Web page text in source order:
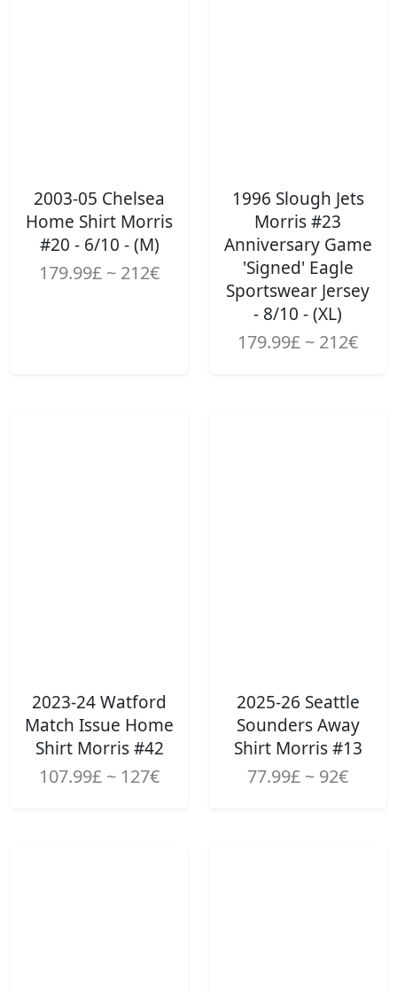
2003-05 Chelsea
Home Shirt Morris
#20 - 6/10 - (M)
179.99£ ~ 212€
1996 Slough Jets
Morris #23
Anniversary Game
'Signed' Eagle
Sportswear Jersey
- 8/10 - (XL)
179.99£ ~ 212€
2023-24 Watford
Match Issue Home
Shirt Morris #42
107.99£ ~ 127€
2025-26 Seattle
Sounders Away
Shirt Morris #13
77.99£ ~ 92€